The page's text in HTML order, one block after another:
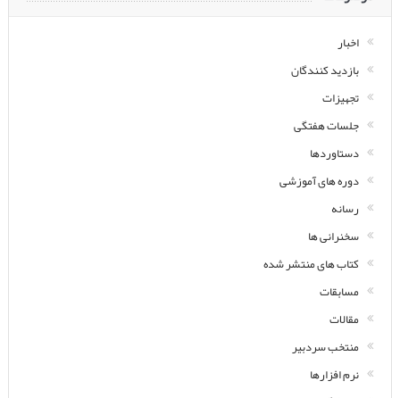
اخبار
بازدید کنندگان
تجهیزات
جلسات هفتگی
دستاوردها
دوره های آموزشی
رسانه
سخنرانی ها
کتاب های منتشر شده
مسابقات
مقالات
منتخب سردبیر
نرم افزارها